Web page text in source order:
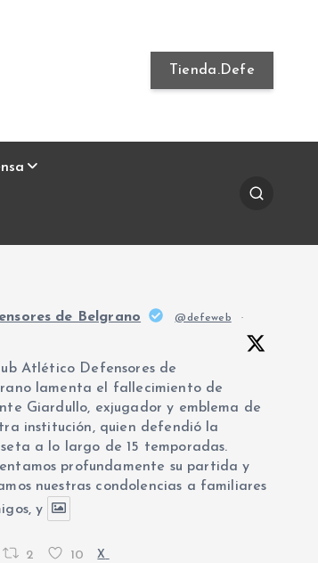
Tienda.Defe
de Belgrano @defeweb ·
Atlético Defensores de
lamenta el fallecimiento de
Giardullo, exjugador y emblema de
institución, quien defendió la
a lo largo de 15 temporadas.
profundamente su partida y
nuestras condolencias a familiares
y
2 10 X